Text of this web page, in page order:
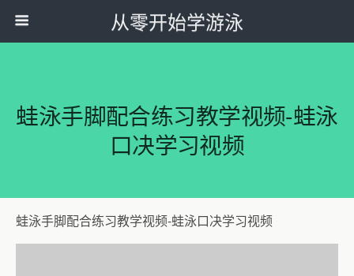
从零开始学游泳
蛙泳手脚配合练习教学视频-蛙泳
口决学习视频
蛙泳手脚配合练习教学视频-蛙泳口决学习视频